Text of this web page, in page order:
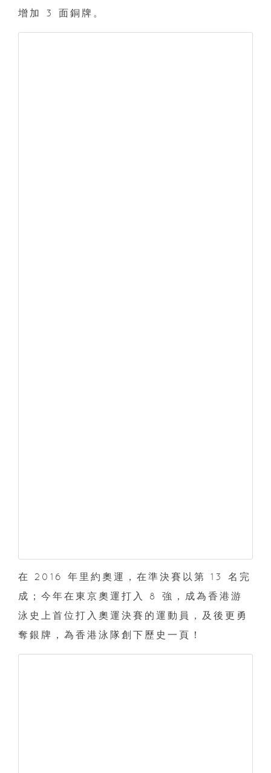
增加 3 面銅牌。
在 2016 年里約奧運，在準決賽以第 13 名完
成；今年在東京奧運打入 8 強，成為香港游
泳史上首位打入奧運決賽的運動員，及後更勇
奪銀牌，為香港泳隊創下歷史一頁！